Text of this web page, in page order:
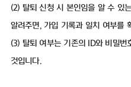
(2) 탈퇴 신청 시 본인임을 알 수 있
알려주면, 가입 기록과 일치 여부를
(3) 탈퇴 여부는 기존의 ID와 비밀
것입니다.